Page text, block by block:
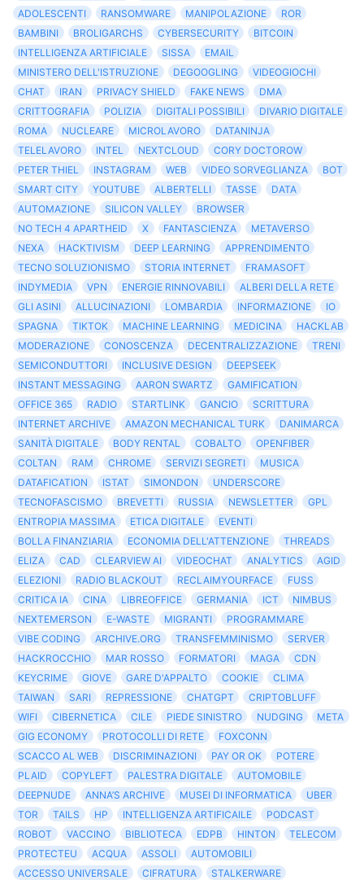
ADOLESCENTI
RANSOMWARE MANIPOLAZIONE
ROR
BAMBINI
BROLIGARCHS CYBERSECURITY
BITCOIN
INTELLIGENZA ARTIFICIALE
SISSA
EMAIL
MINISTERO DELL'ISTRUZIONE
DEGOOGLING
VIDEOGIOCHI
CHAT
IRAN PRIVACY SHIELD FAKE NEWS
DMA
CRITTOGRAFIA
POLIZIA DIGITALI POSSIBILI
DIVARIO DIGITALE
ROMA
NUCLEARE MICROLAVORO
DATANINJA
TELELAVORO
INTEL NEXTCLOUD
CORY DOCTOROW
PETER THIEL
INSTAGRAM WEB VIDEO SORVEGLIANZA
BOT
SMART CITY
YOUTUBE ALBERTELLI TASSE
DATA
AUTOMAZIONE
SILICON VALLEY
BROWSER
NO TECH 4 APARTHEID
X FANTASCIENZA
METAVERSO
NEXA
HACKTIVISM DEEP LEARNING
APPRENDIMENTO
TECNO SOLUZIONISMO
STORIA INTERNET
FRAMASOFT
INDYMEDIA
VPN ENERGIE RINNOVABILI
ALBERI DELLA RETE
GLI ASINI
ALLUCINAZIONI LOMBARDIA INFORMAZIONE
IO
SPAGNA
TIKTOK MACHINE LEARNING MEDICINA
HACKLAB
MODERAZIONE
CONOSCENZA DECENTRALIZZAZIONE
TRENI
SEMICONDUTTORI
INCLUSIVE DESIGN
DEEPSEEK
INSTANT MESSAGING
AARON SWARTZ
GAMIFICATION
OFFICE 365
RADIO STARTLINK GANCIO
SCRITTURA
INTERNET ARCHIVE
AMAZON MECHANICAL TURK
DANIMARCA
SANITÀ DIGITALE
BODY RENTAL COBALTO
OPENFIBER
COLTAN
RAM CHROME SERVIZI SEGRETI
MUSICA
DATAFICATION
ISTAT SIMONDON
UNDERSCORE
TECNOFASCISMO
BREVETTI RUSSIA NEWSLETTER
GPL
ENTROPIA MASSIMA
ETICA DIGITALE
EVENTI
BOLLA FINANZIARIA
ECONOMIA DELL'ATTENZIONE
THREADS
ELIZA
CAD CLEARVIEW AI VIDEOCHAT ANALYTICS
AGID
ELEZIONI
RADIO BLACKOUT RECLAIMYOURFACE
FUSS
CRITICA IA
CINA LIBREOFFICE GERMANIA ICT
NIMBUS
NEXTEMERSON
E-WASTE MIGRANTI
PROGRAMMARE
VIBE CODING
ARCHIVE.ORG TRANSFEMMINISMO
SERVER
HACKROCCHIO
MAR ROSSO FORMATORI MAGA
CDN
KEYCRIME
GIOVE GARE D'APPALTO COOKIE
CLIMA
TAIWAN
SARI REPRESSIONE CHATGPT
CRIPTOBLUFF
WIFI
CIBERNETICA CILE PIEDE SINISTRO NUDGING
META
GIG ECONOMY
PROTOCOLLI DI RETE
FOXCONN
SCACCO AL WEB
DISCRIMINAZIONI PAY OR OK
POTERE
PLAID
COPYLEFT PALESTRA DIGITALE
AUTOMOBILE
DEEPNUDE
ANNA’S ARCHIVE MUSEI DI INFORMATICA
UBER
TOR
TAILS HP INTELLIGENZA ARTIFICAILE
PODCAST
ROBOT
VACCINO BIBLIOTECA EDPB HINTON
TELECOM
PROTECTEU
ACQUA ASSOLI
AUTOMOBILI
ACCESSO UNIVERSALE
CIFRATURA
STALKERWARE